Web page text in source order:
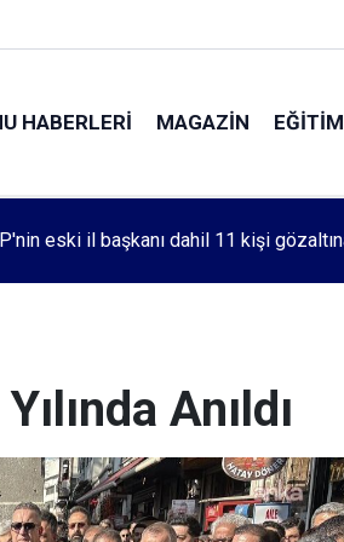
HABERLERI MAGAZIN EĞITIM
Özdemir için adalet aradı
Anıldı